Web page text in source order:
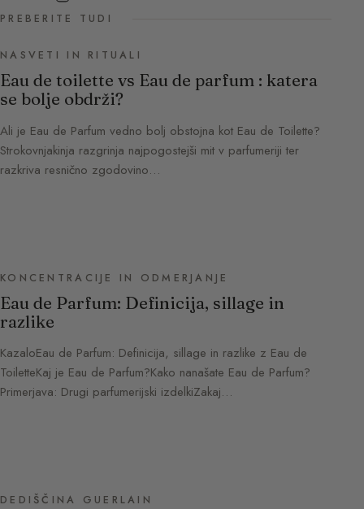
PREBERITE TUDI
NASVETI IN RITUALI
Eau de toilette vs Eau de parfum : katera
se bolje obdrži?
Ali je Eau de Parfum vedno bolj obstojna kot Eau de Toilette?
Strokovnjakinja razgrinja najpogostejši mit v parfumeriji ter
razkriva resnično zgodovino…
KONCENTRACIJE IN ODMERJANJE
Eau de Parfum: Definicija, sillage in
razlike
KazaloEau de Parfum: Definicija, sillage in razlike z Eau de
ToiletteKaj je Eau de Parfum?Kako nanašate Eau de Parfum?
Primerjava: Drugi parfumerijski izdelkiZakaj…
DEDIŠČINA GUERLAIN